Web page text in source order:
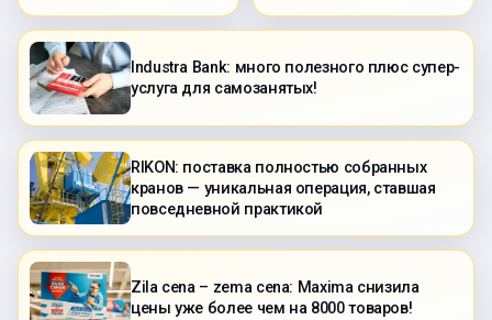
Industra Bank: много полезного плюс супер-
услуга для самозанятых!
RIKON: поставка полностью собранных
кранов — уникальная операция, ставшая
повседневной практикой
Zila cena – zema cena: Maxima снизила
цены уже более чем на 8000 товаров!